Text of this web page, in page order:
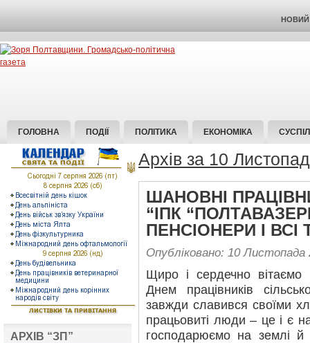
НОВИЙ
ГОЛОВНА ПОДІЇ ПОЛІТИКА ЕКОНОМІКА
АРХІВ “ЗП”
Архів за 10
ШАНОВНІ
“ІПК
ПЕНСІОНЕРИ І
Опубліковано: 10 Листопада
Щиро і сердечно
Днем працівників
завжди славився своїми
працьовиті люди – це і є
господарюємо на землі й